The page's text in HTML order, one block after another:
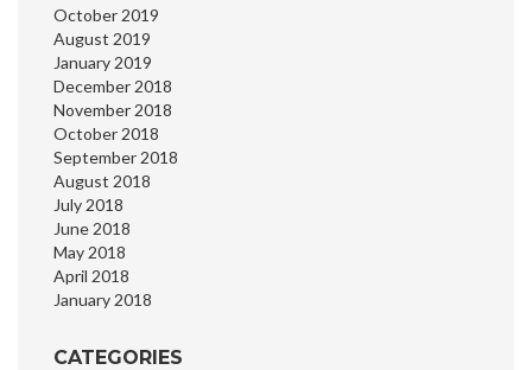
October 2019
August 2019
January 2019
December 2018
November 2018
October 2018
September 2018
August 2018
July 2018
June 2018
May 2018
April 2018
January 2018
CATEGORIES